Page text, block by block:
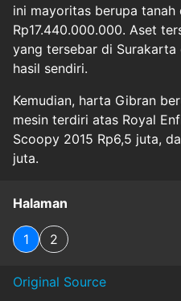
ini mayoritas berupa tanah
Rp17.440.000.000. Aset
yang tersebar di
hasil sendiri.
Kemudian, harta Gibran
mesin terdiri atas Royal
Scoopy 2015 Rp6,5 juta,
juta.
Halaman
1 2
Original Source